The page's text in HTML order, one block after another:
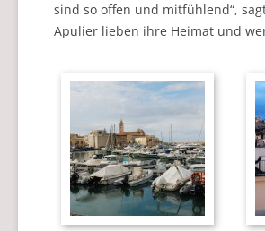
sind so offen und mitfühlend“,
Apulier lieben ihre Heimat und